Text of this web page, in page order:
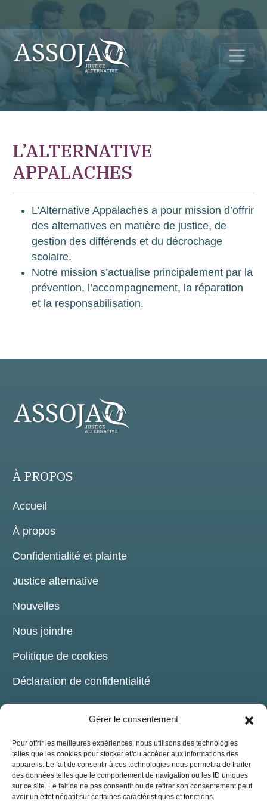
Gérer le consentement
Pour offrir les meilleures expériences, nous utilisons des technologies
telles que les cookies pour stocker et/ou accéder aux informations des
appareils. Le fait de consentir à ces technologies nous permettra de traiter
des données telles que le comportement de navigation ou les ID uniques
sur ce site. Le fait de ne pas consentir ou de retirer son consentement peut
avoir un effet négatif sur certaines caractéristiques et fonctions.
L’ALTERNATIVE
APPALACHES
L’Alternative Appalaches a pour mission d’offrir
des alternatives en matière de justice, de
gestion des différends et du décrochage
scolaire.
Notre mission s’actualise principalement par la
prévention, l’accompagnement, la réparation
et la responsabilisation.
À PROPOS
Accueil
À propos
Confidentialité et plainte
Justice alternative
Nouvelles
Nous joindre
Politique de cookies
Déclaration de confidentialité
COORDONNÉES
209, chemin de la Grande-Côte Boisbriand,